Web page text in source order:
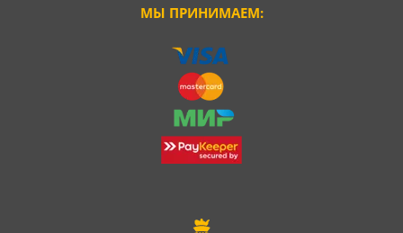
МЫ ПРИНИМАЕМ: